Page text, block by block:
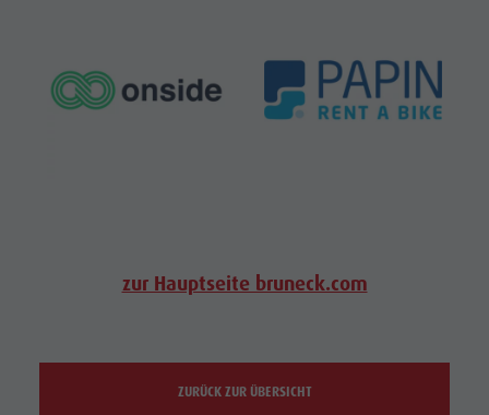
zur Hauptseite bruneck.com
ZURÜCK ZUR ÜBERSICHT